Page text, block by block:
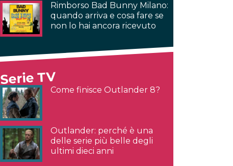
Rimborso Bad Bunny Milano:
quando arriva e cosa fare se
non lo hai ancora ricevuto
Serie TV
Come finisce Outlander 8?
Outlander: perché è una
delle serie più belle degli
ultimi dieci anni